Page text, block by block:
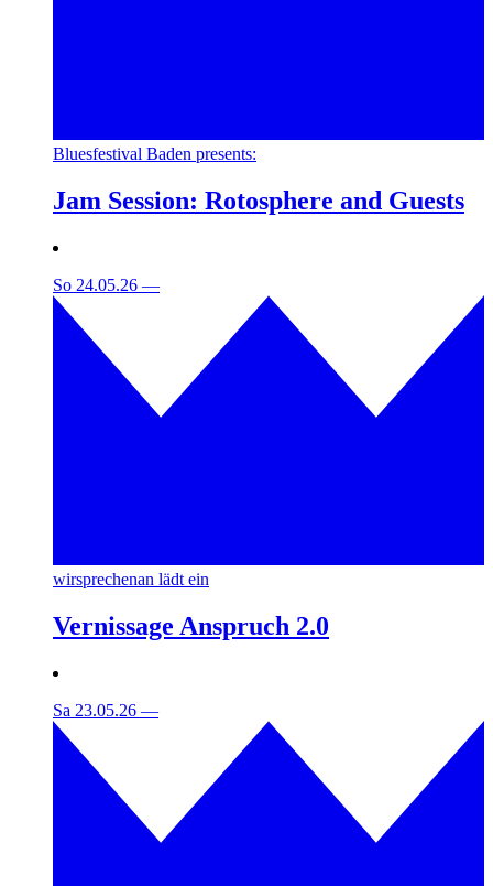
Bluesfestival Baden presents:
Jam Session: Rotosphere and Guests
So 24.05.26 —
wirsprechenan lädt ein
Vernissage Anspruch 2.0
Sa 23.05.26 —